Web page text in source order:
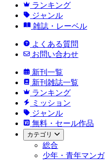
ランキング
ジャンル
雑誌・レーベル
よくある質問
お問い合わせ
新刊一覧
新刊雑誌一覧
ランキング
ミッション
ジャンル
無料・セール作品
カテゴリ
総合
少年・青年マンガ